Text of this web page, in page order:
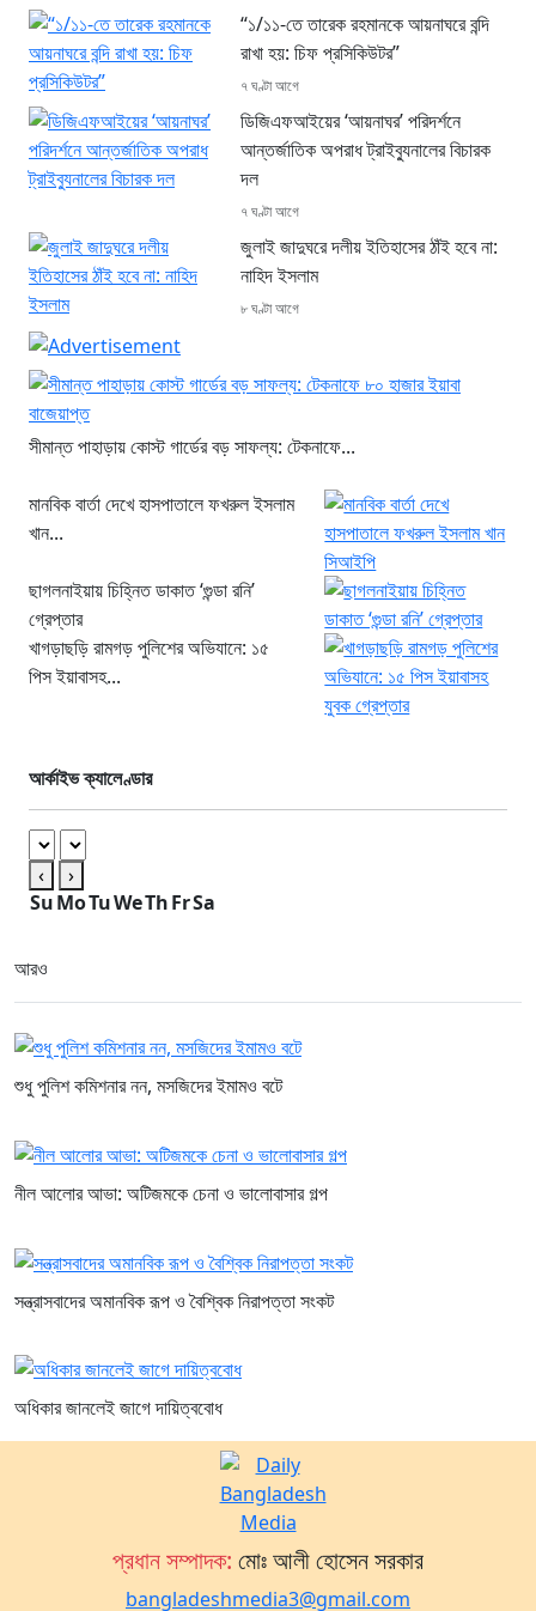
“১/১১-তে তারেক রহমানকে আয়নাঘরে বন্দি
রাখা হয়: চিফ প্রসিকিউটর”
৭ ঘণ্টা আগে
ডিজিএফআইয়ের ‘আয়নাঘর’ পরিদর্শনে
আন্তর্জাতিক অপরাধ ট্রাইব্যুনালের বিচারক
দল
৭ ঘণ্টা আগে
জুলাই জাদুঘরে দলীয় ইতিহাসের ঠাঁই হবে না:
নাহিদ ইসলাম
৮ ঘণ্টা আগে
সীমান্ত পাহাড়ায় কোস্ট গার্ডের বড় সাফল্য: টেকনাফে...
মানবিক বার্তা দেখে হাসপাতালে ফখরুল ইসলাম
খান...
ছাগলনাইয়ায় চিহ্নিত ডাকাত ‘গুন্ডা রনি’
গ্রেপ্তার
খাগড়াছড়ি রামগড় পুলিশের অভিযানে: ১৫
পিস ইয়াবাসহ...
আর্কাইভ ক্যালেণ্ডার
‹
›
SuMoTuWeThFrSa
আরও
শুধু পুলিশ কমিশনার নন, মসজিদের ইমামও বটে
নীল আলোর আভা: অটিজমকে চেনা ও ভালোবাসার গল্প
সন্ত্রাসবাদের অমানবিক রূপ ও বৈশ্বিক নিরাপত্তা সংকট
অধিকার জানলেই জাগে দায়িত্ববোধ
প্রধান সম্পাদক: মোঃ আলী হোসেন সরকার
bangladeshmedia3@gmail.com